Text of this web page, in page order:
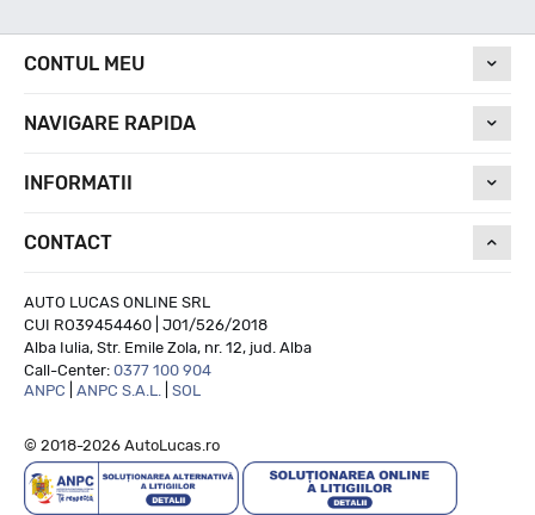
Run On Flat
NU
CONTUL MEU
NAVIGARE RAPIDA
INFORMATII
CONTACT
AUTO LUCAS ONLINE SRL
CUI RO39454460 | J01/526/2018
Alba Iulia, Str. Emile Zola, nr. 12, jud. Alba
Call-Center: 0377 100 904
ANPC
ANPC S.A.L. SOL
© 2018-2026 AutoLucas.ro